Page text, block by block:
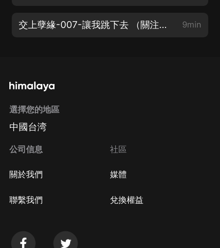
交上孽緣-007-讓我跳下去 （關注、月票、求訂閱） 9min
選擇您的地區
中國台湾
公司信息
關於我們
聯繫我們
社區
媒體
兌換權益